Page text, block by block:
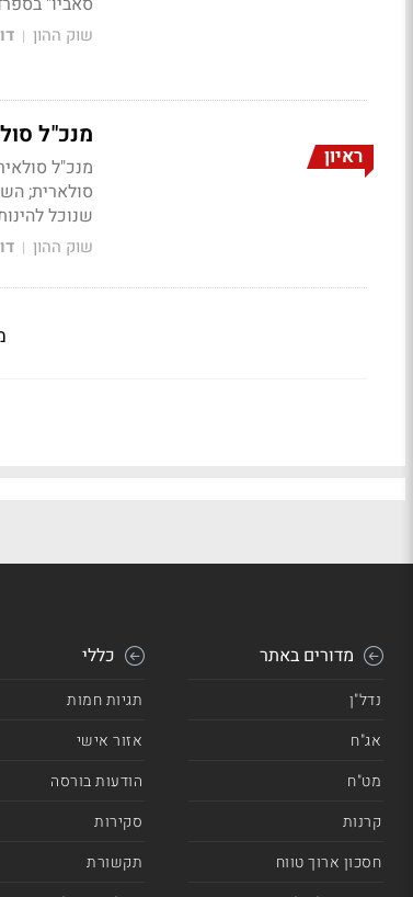
שוק ההון |
ראיון
מנכ"ל סולאיר: "גדילה
מנכ"ל
סולארית;
שנוכל
שוק ההון |
מדורים באתר
נדל"ן
אג"ח
מט"ח
קרנות
חסכון ארוך טווח
כללי
תגיות חמות
אזור אישי
הודעות בורסה
סקירות
תקשורת